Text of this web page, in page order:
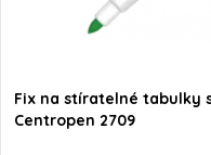
Fix na stíratelné tabulky
Centropen 2709